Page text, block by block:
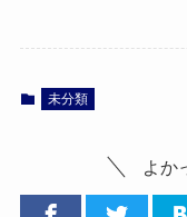
未分類
よか